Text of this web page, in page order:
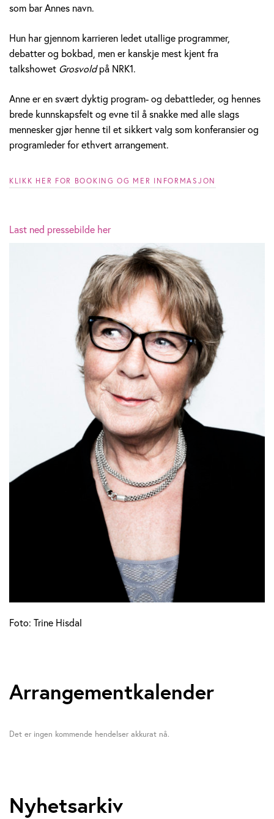
som bar Annes navn.
Hun har gjennom karrieren ledet utallige programmer,
debatter og bokbad, men er kanskje mest kjent fra
talkshowet Grosvoldpå NRK1.
Anne er en svært dyktig program- og debattleder, og hennes
brede kunnskapsfelt og evne til å snakke med alle slags
mennesker gjør henne til et sikkert valg som konferansier og
programleder for ethvert arrangement.
KLIKK HER FOR BOOKING OG MER INFORMASJON
Last ned pressebilde her
Foto: Trine Hisdal
Arrangementkalender
Det er ingen kommende hendelser akkurat nå.
Nyhetsarkiv